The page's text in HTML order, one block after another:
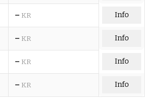
– KR Info
– KR Info
– KR Info
– KR Info